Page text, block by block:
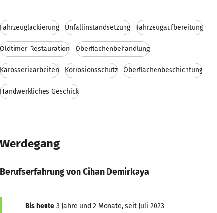
Fahrzeuglackierung Unfallinstandsetzung Fahrzeugaufbereitung
Oldtimer-Restauration Oberflächenbehandlung
Karosseriearbeiten Korrosionsschutz Oberflächenbeschichtung
Handwerkliches Geschick
Werdegang
Berufserfahrung von Cihan Demirkaya
Bis heute 3 Jahre und 2 Monate, seit Juli 2023